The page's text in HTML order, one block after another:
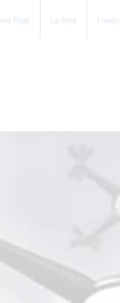
Page La flotta I